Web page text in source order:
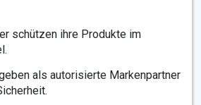
schützen ihre Produkte im
als autorisierte Markenpartner